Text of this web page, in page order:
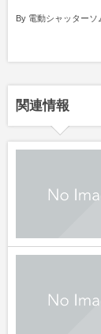
By 電動シャッターソ
関連情報